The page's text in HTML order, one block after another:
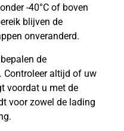
-40°C of boven
blijven de
onveranderd.
bepalen de
Controleer altijd of uw
voordat u met de
voor zowel de lading